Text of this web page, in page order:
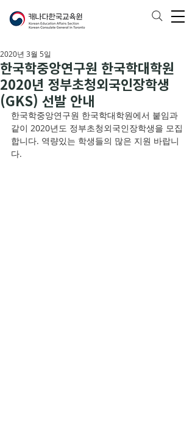
한국학중앙연구원 한국학대학원
2020년 정부초청외국인장학생
(GKS) 선발 안내
2020년 3월 5일
한국학중앙연구원 한국학대학원에서 붙임과
같이 2020년도 정부초청외국인장학생을 모집
합니다. 역량있는 학생들의 많은 지원 바랍니
다.